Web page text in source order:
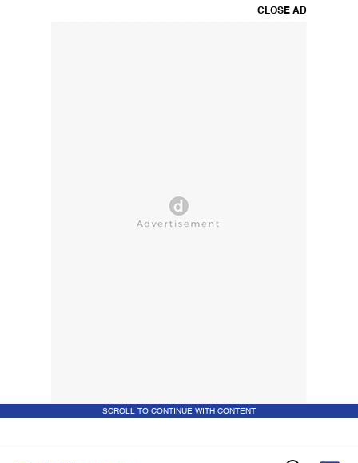
CLOSE AD
SCROLL TO CONTINUE WITH CONTENT